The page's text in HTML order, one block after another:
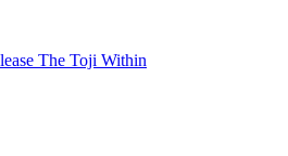
The Toji Within